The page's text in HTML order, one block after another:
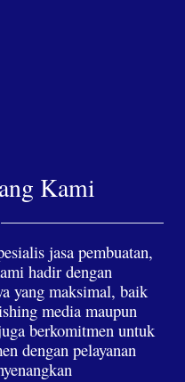
Kami
jasa pembuatan,
hadir dengan
yang maksimal, baik
media maupun
berkomitmen untuk
dengan pelayanan